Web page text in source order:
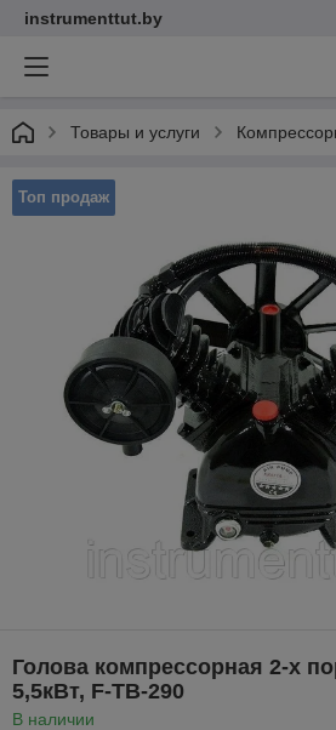
instrumenttut.by
Товары и услуги
Топ продаж
Голова компрессорная 2-х
5,5кВт, F-TB-290
В наличии